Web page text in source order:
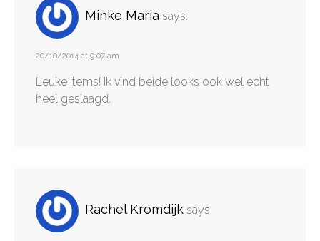
Minke Maria says:
20/10/2014 at 9:07 am
Leuke items! Ik vind beide looks ook wel echt
heel geslaagd.
Rachel Kromdijk says: